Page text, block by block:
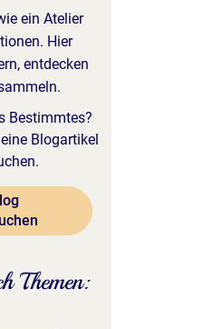
ein Atelier
Hier
entdecken
Bestimmtes?
Blogartikel
Themen: